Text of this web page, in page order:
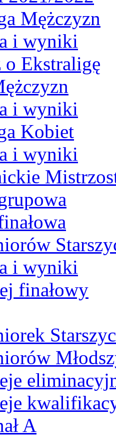
Mężczyzn
i wyniki
o Ekstraligę
i wyniki
Kobiet
i wyniki
i wyniki
finałowy
A